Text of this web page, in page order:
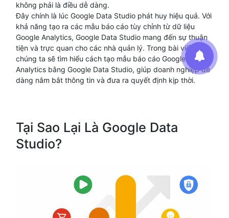
không phải là điều dễ dàng.
Đây chính là lúc Google Data Studio phát huy hiệu quả. Với
khả năng tạo ra các mẫu báo cáo tùy chỉnh từ dữ liệu
Google Analytics, Google Data Studio mang đến sự thuận
tiện và trực quan cho các nhà quản lý. Trong bài viết này,
chúng ta sẽ tìm hiểu cách tạo mẫu báo cáo Google
Analytics bằng Google Data Studio, giúp doanh nghiệp dễ
dàng nắm bắt thông tin và đưa ra quyết định kịp thời.
Tại Sao Lại Là Google Data
Studio?